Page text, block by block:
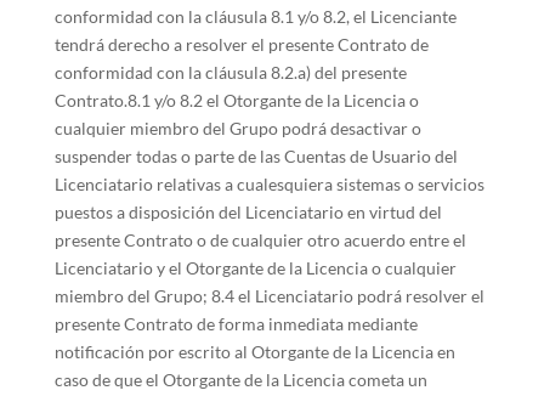
conformidad con la cláusula 8.1 y/o 8.2, el Licenciante
tendrá derecho a resolver el presente Contrato de
conformidad con la cláusula 8.2.a) del presente
Contrato.8.1 y/o 8.2 el Otorgante de la Licencia o
cualquier miembro del Grupo podrá desactivar o
suspender todas o parte de las Cuentas de Usuario del
Licenciatario relativas a cualesquiera sistemas o servicios
puestos a disposición del Licenciatario en virtud del
presente Contrato o de cualquier otro acuerdo entre el
Licenciatario y el Otorgante de la Licencia o cualquier
miembro del Grupo; 8.4 el Licenciatario podrá resolver el
presente Contrato de forma inmediata mediante
notificación por escrito al Otorgante de la Licencia en
caso de que el Otorgante de la Licencia cometa un